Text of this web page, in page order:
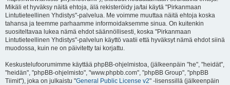
Mikäli et hyväksy näitä ehtoja, älä rekisteröidy ja/tai käytä "Pirkanmaan
Lintutieteellinen Yhdistys"-palvelua. Me voimme muuttaa näitä ehtoja koska
tahansa ja teemme parhaamme informoidaksemme sinua. On kuitenkin
suositeltavaa lukea nämä ehdot säännöllisesti, koska "Pirkanmaan
Lintutieteellinen Yhdistys"-palvelun käyttö vaatii että hyväksyt nämä ehdot siinä
muodossa, kuin ne on päivitetty tai korjattu.
Keskustelufoorumimme käyttää phpBB-ohjelmistoa, (jälkeenpäin "he", "heidät",
"heidän", "phpBB-ohjelmisto", "www.phpbb.com", "phpBB Group", "phpBB
Tiimit"), joka on julkaistu "General Public License v2" -lisenssillä (jälkeenpäin